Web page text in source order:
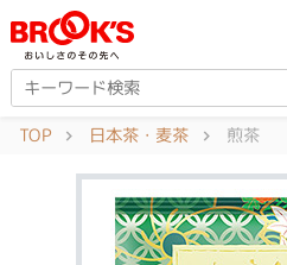
TOP 日本茶・麦茶 煎茶